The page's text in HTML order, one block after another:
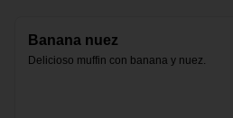
Banana nuez
Delicioso muffin con banana y nuez.